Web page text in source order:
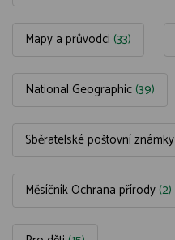
Mapy a průvodci (33)
National Geographic (39)
Sběratelské poštovní známky
Měsíčník Ochrana přírody (2)